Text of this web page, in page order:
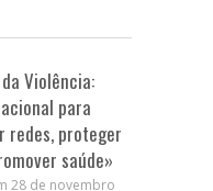
Violência:
para
redes, proteger
saúde»
28 de novembro